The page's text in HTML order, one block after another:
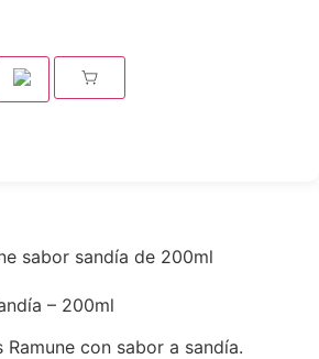
– 200ml
Ramune con sabor a sandía.